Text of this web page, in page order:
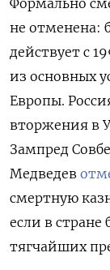
не отменена:
действует с
из основных
Европы.
вторжения в
Зампред
Медведев
смертную
если в стране
тягчайших